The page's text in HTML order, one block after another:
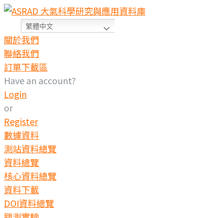
Skip
content
繁體中文
關於我們
聯絡我們
訂單下載區
Have an account?
Login
or
Register
數據資料
測站資料總覽
資料總覽
核心資料總覽
資料下載
DOI資料總覽